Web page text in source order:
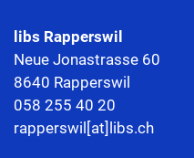
libs Rapperswil
Neue Jonastrasse 60
8640 Rapperswil
058 255 40 20
rapperswil[at]libs.ch